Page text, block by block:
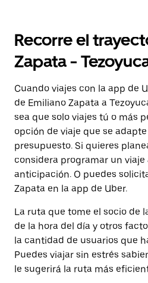
Recorre el
Zapata -
Cuando viajes con la app de
de Emiliano Zapata a
sea que solo viajes tú o más
opción de viaje que se
presupuesto. Si quieres
considera programar un viaje
anticipación. O puedes
Zapata en la app de Uber.
La ruta que tome el socio de
de la hora del día y otros
la cantidad de usuarios que
Puedes viajar sin estrés
le sugerirá la ruta más